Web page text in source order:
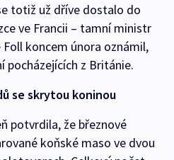
totiž už dříve dostalo do
ve Francii – tamní ministr
koncem února oznámil,
pocházejících z Británie.
se skrytou koninou
potvrdila, že březnové
koňské maso ve dvou